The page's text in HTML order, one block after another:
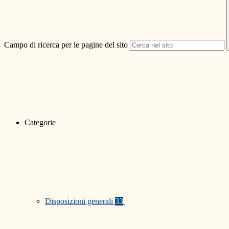
Campo di ricerca per le pagine del sito
Categorie
Disposizioni generali 33